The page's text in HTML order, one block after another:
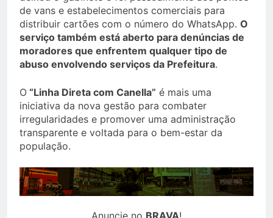
de vans e estabelecimentos comerciais para
distribuir cartões com o número do WhatsApp. O
serviço também está aberto para denúncias de
moradores que enfrentem qualquer tipo de
abuso envolvendo serviços da Prefeitura.
O “Linha Direta com Canella” é mais uma
iniciativa da nova gestão para combater
irregularidades e promover uma administração
transparente e voltada para o bem-estar da
população.
Anuncie no BRAVA!